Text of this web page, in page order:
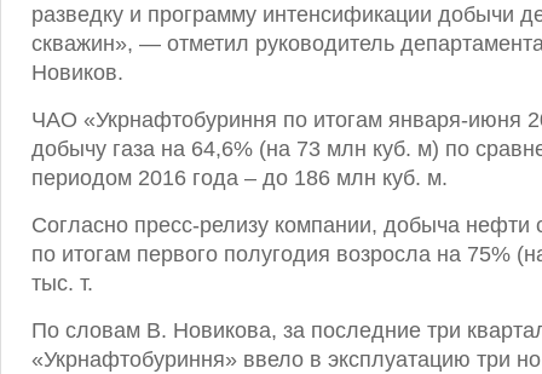
разведку и программу интенсификации добычи
скважин», — отметил руководитель
Новиков.
ЧАО «Укрнафтобуриння по итогам января-июня
добычу газа на 64,6% (на 73 млн куб. м) по
периодом 2016 года – до 186 млн куб. м.
Согласно пресс-релизу компании, добыча нефти
по итогам первого полугодия возросла на 75%
тыс. т.
По словам В. Новикова, за последние три
«Укрнафтобуриння» ввело в эксплуатацию три